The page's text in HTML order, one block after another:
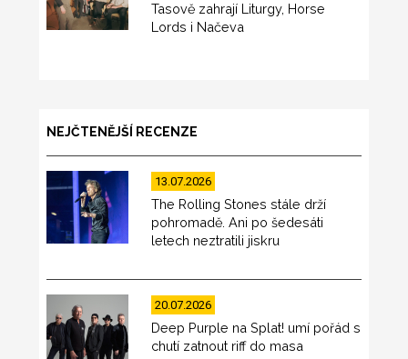
Tasově zahrají Liturgy, Horse
Lords i Načeva
NEJČTENĚJŠÍ RECENZE
13.07.2026
The Rolling Stones stále drží
pohromadě. Ani po šedesáti
letech neztratili jiskru
20.07.2026
Deep Purple na Splat! umí pořád s
chutí zatnout riff do masa